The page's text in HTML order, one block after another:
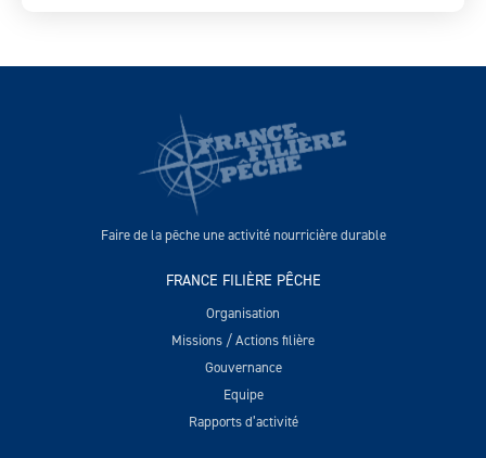
Faire de la pêche une activité nourricière durable
FRANCE FILIÈRE PÊCHE
Organisation
Missions / Actions filière
Gouvernance
Equipe
Rapports d’activité